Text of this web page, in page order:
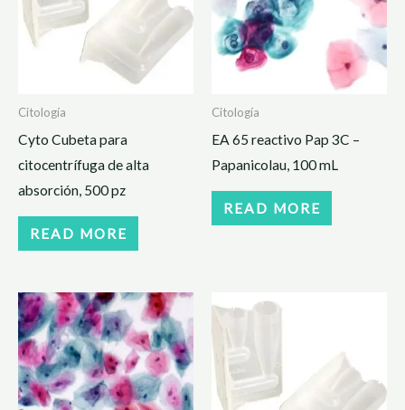
Citología
Cyto Cubeta para
citocentrífuga de alta
absorción, 500 pz
READ MORE
Citología
EA 65 reactivo Pap 3C –
Papanicolau, 100 mL
READ MORE